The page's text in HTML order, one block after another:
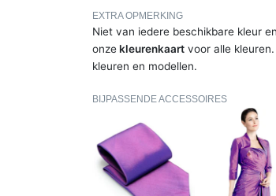
EXTRA OPMERKING
Niet van iedere beschikbare kleur
onzekleurenkaart voor alle
kleuren en modellen.
BIJPASSENDE ACCESSOIRES